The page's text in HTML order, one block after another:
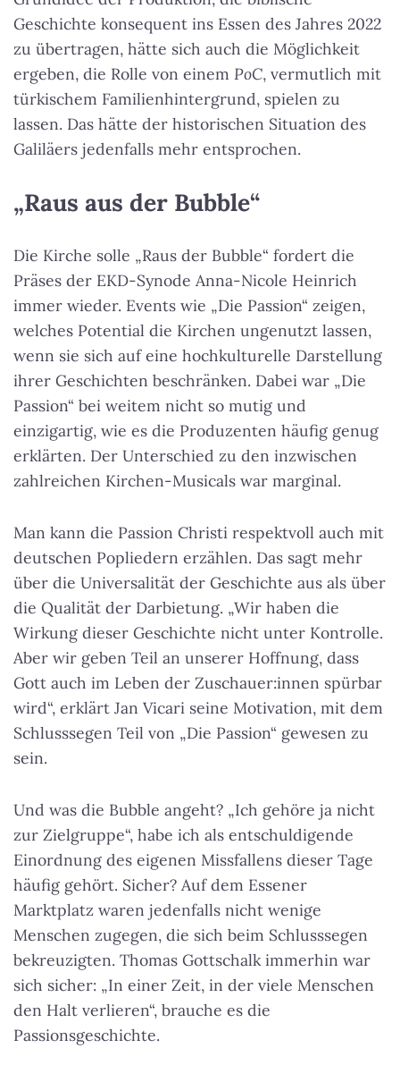
Geschichte konsequent ins Essen des Jahres 2022
zu übertragen, hätte sich auch die Möglichkeit
ergeben, die Rolle von einem PoC, vermutlich mit
türkischem Familienhintergrund, spielen zu
lassen. Das hätte der historischen Situation des
Galiläers jedenfalls mehr entsprochen.
„Raus aus der Bubble“
Die Kirche solle „Raus der Bubble“ fordert die
Präses der EKD-Synode Anna-Nicole Heinrich
immer wieder. Events wie „Die Passion“ zeigen,
welches Potential die Kirchen ungenutzt lassen,
wenn sie sich auf eine hochkulturelle Darstellung
ihrer Geschichten beschränken. Dabei war „Die
Passion“ bei weitem nicht so mutig und
einzigartig, wie es die Produzenten häufig genug
erklärten. Der Unterschied zu den inzwischen
zahlreichen Kirchen-Musicals war marginal.
Man kann die Passion Christi respektvoll auch mit
deutschen Popliedern erzählen. Das sagt mehr
über die Universalität der Geschichte aus als über
die Qualität der Darbietung. „Wir haben die
Wirkung dieser Geschichte nicht unter Kontrolle.
Aber wir geben Teil an unserer Hoffnung, dass
Gott auch im Leben der Zuschauer:innen spürbar
wird“, erklärt Jan Vicari seine Motivation, mit dem
Schlusssegen Teil von „Die Passion“ gewesen zu
sein.
Und was die Bubble angeht? „Ich gehöre ja nicht
zur Zielgruppe“, habe ich als entschuldigende
Einordnung des eigenen Missfallens dieser Tage
häufig gehört. Sicher? Auf dem Essener
Marktplatz waren jedenfalls nicht wenige
Menschen zugegen, die sich beim Schlusssegen
bekreuzigten. Thomas Gottschalk immerhin war
sich sicher: „In einer Zeit, in der viele Menschen
den Halt verlieren“, brauche es die
Passionsgeschichte.